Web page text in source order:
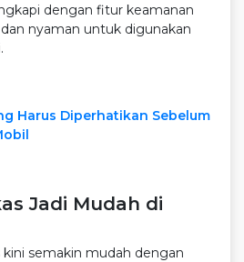
dengan fitur keamanan
nyaman untuk digunakan
Harus Diperhatikan Sebelum
Jadi Mudah di
semakin mudah dengan